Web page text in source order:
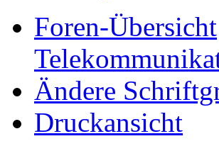
Foren-Übersicht
Ändere
Druckansicht